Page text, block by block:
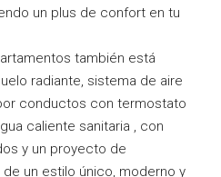
un plus de confort en tu
también está
radiante, sistema de aire
conductos con termostato
caliente sanitaria , con
y un proyecto de
un estilo único, moderno y